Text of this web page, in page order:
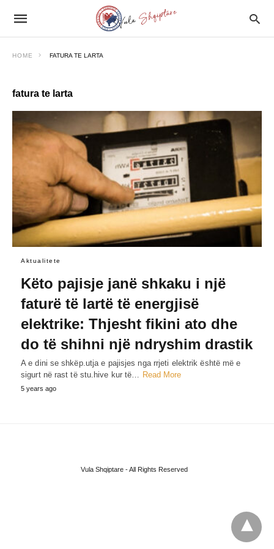
HOME FATURA TE LARTA
fatura te larta
Aktualitete
Këto pajisje janë shkaku i një
faturë të lartë të energjisë
elektrike: Thjesht fikini ato dhe
do të shihni një ndryshim drastik
A e dini se shkëp.utja e pajisjes nga rrjeti elektrik është më e
sigurt në rast të stu.hive kur të… Read More
5 years ago
Vula Shqiptare - All Rights Reserved